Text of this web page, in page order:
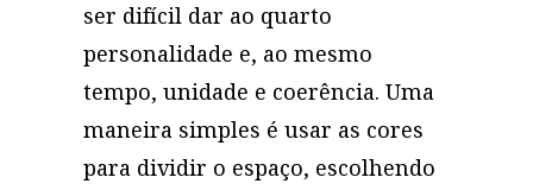
ser difícil dar ao quarto
personalidade e, ao mesmo
tempo, unidade e coerência. Uma
maneira simples é usar as cores
para dividir o espaço, escolhendo